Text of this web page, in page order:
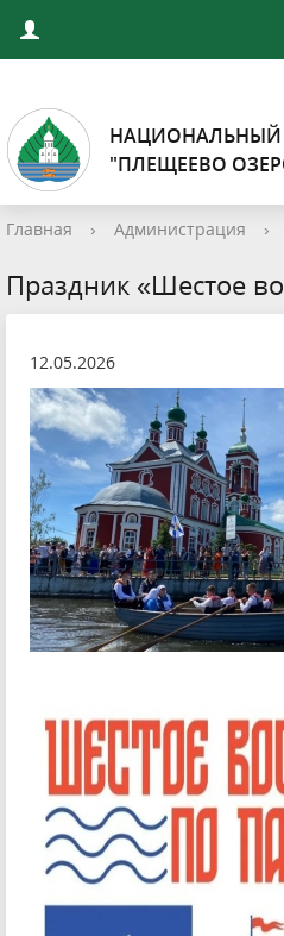
НАЦИОНАЛЬНЫЙ
"ПЛЕЩЕЕВО
Главная › Администрация ›
Праздник «Шестое
12.05.2026